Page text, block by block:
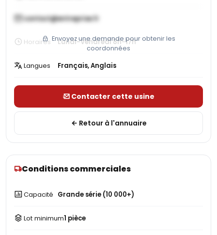
contact@entreprise.fr
Envoyez une demande pour obtenir les
coordonnées
Horaires Lundi-Vendredi 8h-17h
Langues Français, Anglais
Contacter cette usine
Retour à l'annuaire
Conditions commerciales
Capacité Grande série (10 000+)
Lot minimum1 pièce